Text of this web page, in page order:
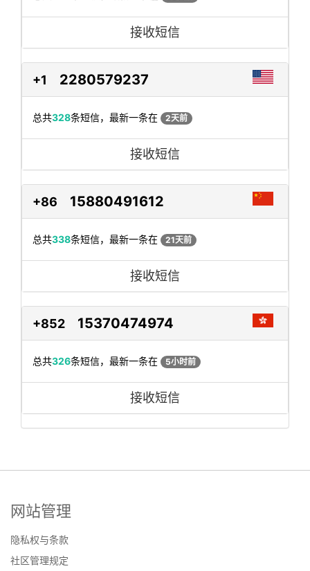
接收短信
+1 2280579237
总共328条短信，最新一条在 2天前
接收短信
+86 15880491612
总共338条短信，最新一条在 21天前
接收短信
+852 15370474974
总共326条短信，最新一条在 5小时前
接收短信
网站管理
隐私权与条款
社区管理规定